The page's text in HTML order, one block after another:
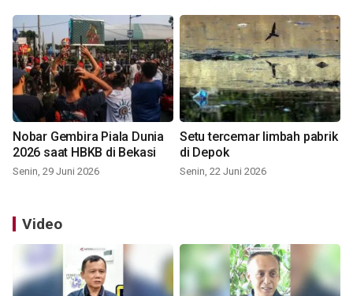
Nobar Gembira Piala Dunia
2026 saat HBKB di Bekasi
Senin, 29 Juni 2026
Setu tercemar limbah pabrik
di Depok
Senin, 22 Juni 2026
Video